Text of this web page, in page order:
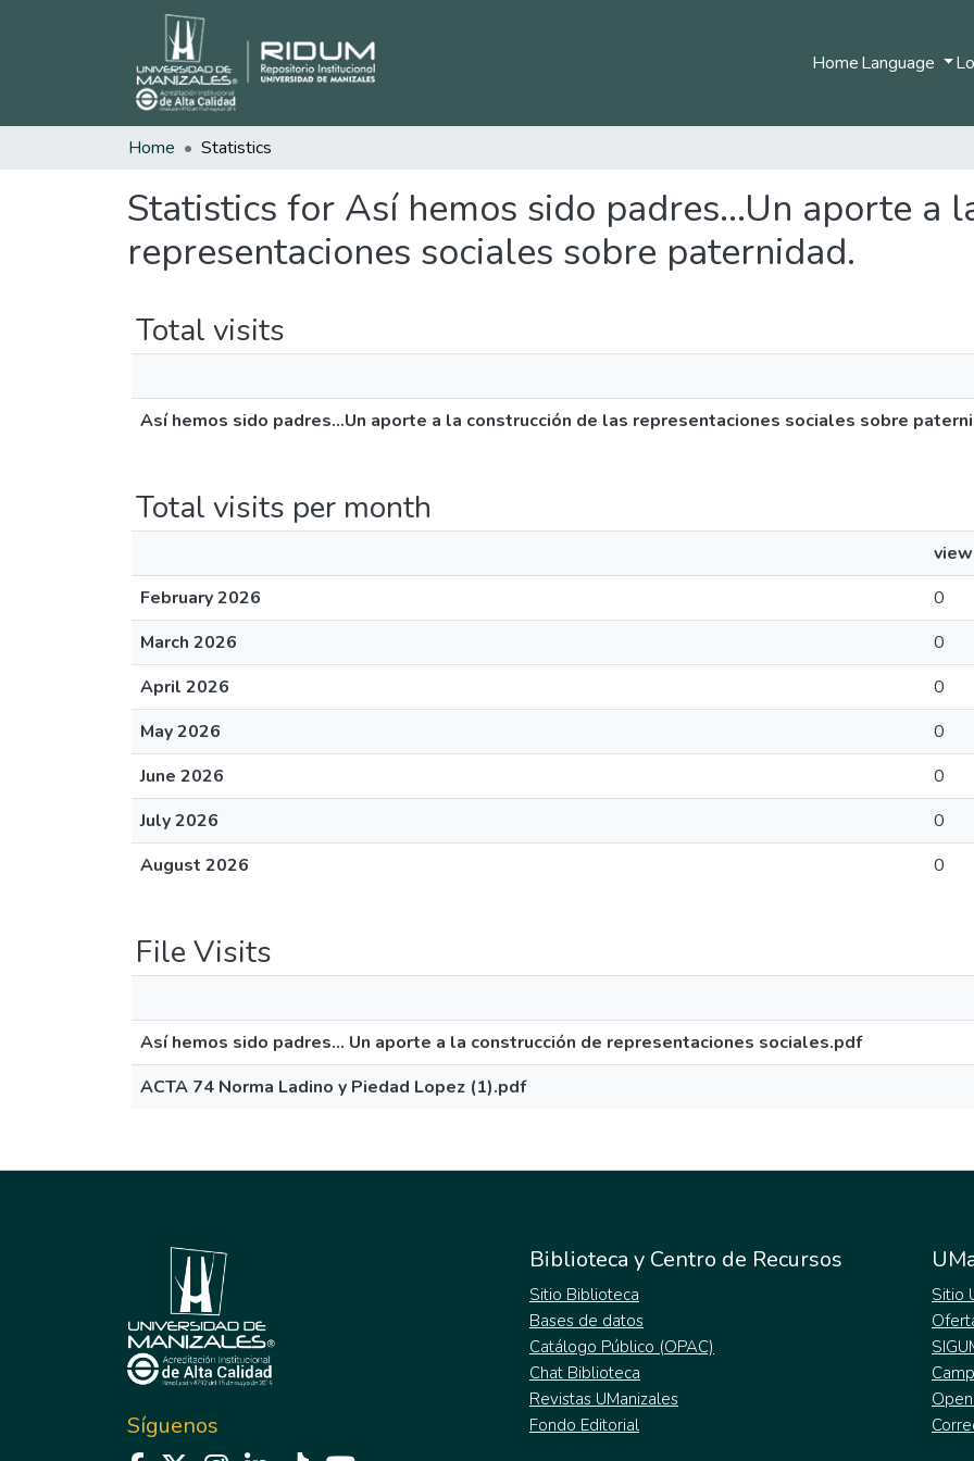
HomeLanguage
Home Statistics
Statistics for Así hemos sido padres...Un aporte a
representaciones sociales sobre paternidad.
Total visits
Así hemos sido padres...Un aporte a la construcción de las representaciones sociales sobre
Total visits per month
February 2026
0
March 2026
0
April 2026
0
May 2026
0
June 2026
0
July 2026
0
August 2026
0
File Visits
Así hemos sido padres... Un aporte a la construcción de representaciones sociales.pdf
ACTA 74 Norma Ladino y Piedad Lopez (1).pdf
Síguenos
Biblioteca y Centro de Recursos
Sitio Biblioteca
Bases de datos
Catálogo Público (OPAC)
Chat Biblioteca
Revistas UManizales
Fondo Editorial
Sitio